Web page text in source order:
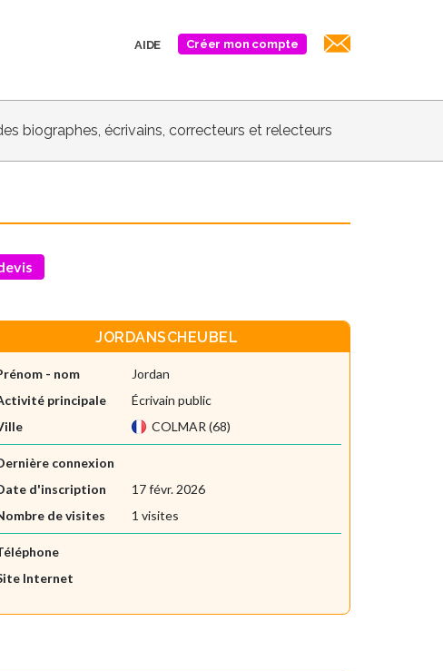
AIDE Créer mon compte
biographes, écrivains, correcteurs et relecteurs
JORDANSCHEUBEL
- nom
Jordan
principale
Écrivain public
COLMAR (68)
connexion
d'inscription
17 févr. 2026
de visites
1 visites
Internet